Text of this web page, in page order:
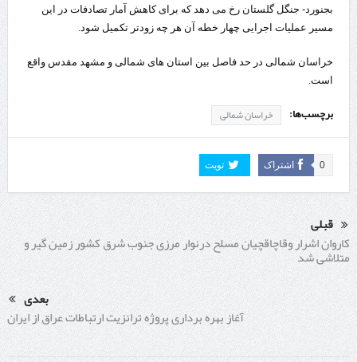
بجنورد- جنگل گلستان رخ می دهد که برای کاهش آمار تصادفات در این
مسیر عملیات اجرایی چهار خطه آن هر چه زودتر تکمیل شود.
خراسان شمالی در حد فاصل بین استان های شمالی و مشهد مقدس واقع
است.
برچسب‌ها: خراسان شمالی
اشتراک 0 تویت
قبلی
کاروان اشرار وقاچاقچیان مسلح درنوار مرزی جنوب شرق کشور زمین گیر و
متلاشی شد
بعدی
آغاز بهره برداری پروژه ترانزیت ارتباطات عراق از ایران